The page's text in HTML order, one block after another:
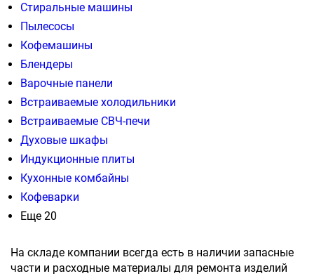
Стиральные машины
Пылесосы
Кофемашины
Блендеры
Варочные панели
Встраиваемые холодильники
Встраиваемые СВЧ-печи
Духовые шкафы
Индукционные плиты
Кухонные комбайны
Кофеварки
Еще 20
На складе компании всегда есть в наличии запасные
части и расходные материалы для ремонта изделий